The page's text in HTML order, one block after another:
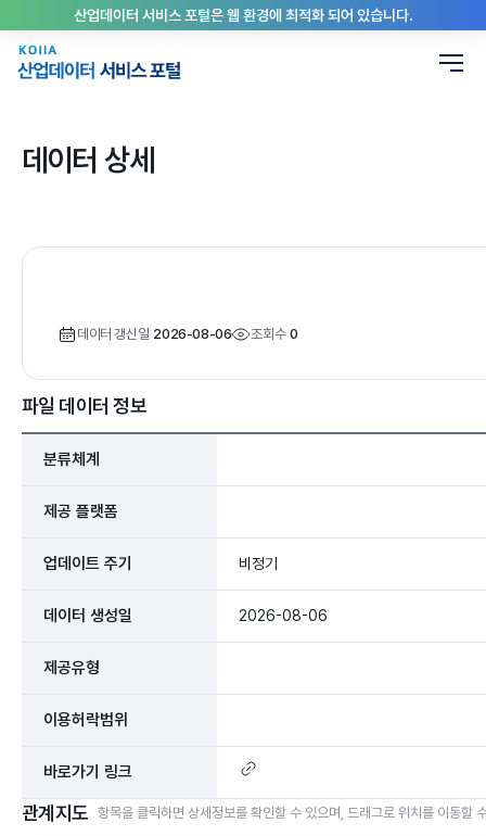
산업데이터 서비스 포털은 웹 환경에 최적화 되어 있습니다.
데이터 상세
데이터 갱신일 2026-08-06 조회수 0
파일 데이터 정보
분류체계
제공 플랫폼
업데이트 주기 비정기
데이터 생성일 2026-08-06
제공유형
이용허락범위
바로가기 링크
관계지도 항목을 클릭하면 상세정보를 확인할 수 있으며, 드래그로 위치를 이동할